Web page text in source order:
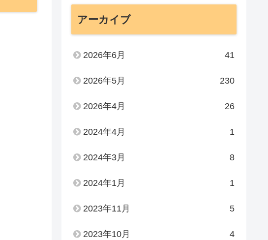
アーカイブ
2026年6月 41
2026年5月 230
2026年4月 26
2024年4月 1
2024年3月 8
2024年1月 1
2023年11月 5
2023年10月 4